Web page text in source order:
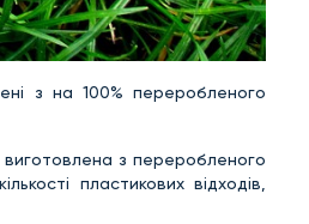
з на 100% переробленого
виготовлена з переробленого
пластикових відходів,